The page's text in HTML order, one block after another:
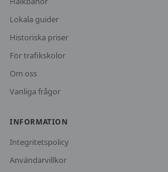
Lokala guider
Historiska priser
För trafikskolor
Om oss
Vanliga frågor
INFORMATION
Integritetspolicy
Användarvillkor